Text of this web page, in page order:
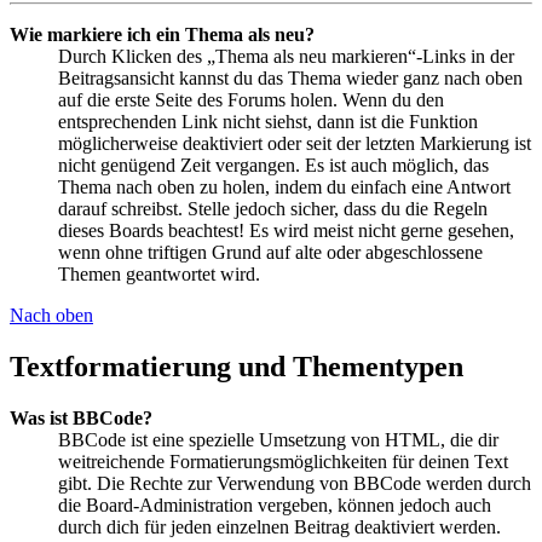
Wie markiere ich ein Thema als neu?
Durch Klicken des „Thema als neu markieren“-Links in der
Beitragsansicht kannst du das Thema wieder ganz nach oben
auf die erste Seite des Forums holen. Wenn du den
entsprechenden Link nicht siehst, dann ist die Funktion
möglicherweise deaktiviert oder seit der letzten Markierung ist
nicht genügend Zeit vergangen. Es ist auch möglich, das
Thema nach oben zu holen, indem du einfach eine Antwort
darauf schreibst. Stelle jedoch sicher, dass du die Regeln
dieses Boards beachtest! Es wird meist nicht gerne gesehen,
wenn ohne triftigen Grund auf alte oder abgeschlossene
Themen geantwortet wird.
Nach oben
Textformatierung und Thementypen
Was ist BBCode?
BBCode ist eine spezielle Umsetzung von HTML, die dir
weitreichende Formatierungsmöglichkeiten für deinen Text
gibt. Die Rechte zur Verwendung von BBCode werden durch
die Board-Administration vergeben, können jedoch auch
durch dich für jeden einzelnen Beitrag deaktiviert werden.